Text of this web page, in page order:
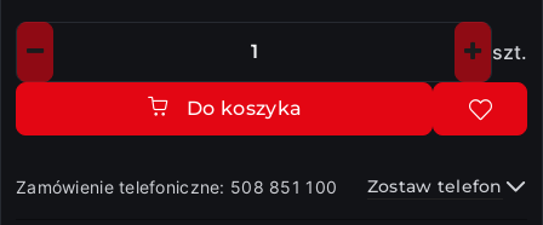
Ilość szt.
Do koszyka
Zamówienie telefoniczne: 508 851 100 Zostaw telefon